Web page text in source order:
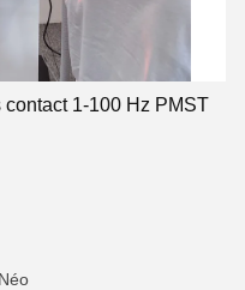
1-100 Hz PMST